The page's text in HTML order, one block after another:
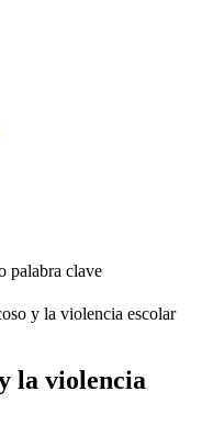
palabra clave
y la violencia escolar
la violencia